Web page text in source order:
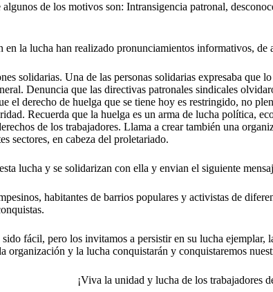
de los motivos son: Intransigencia patronal,
en la lucha han realizado pronunciamientos informativos,
solidarias. Una de las personas solidarias expresaba que
Denuncia que las directivas patronales sindicales
el derecho de huelga que se tiene hoy es restringido, no
Recuerda que la huelga es un arma de lucha política,
de los trabajadores. Llama a crear también una
sectores, en cabeza del proletariado.
lucha y se solidarizan con ella y envian el siguiente
habitantes de barrios populares y activistas de
fácil, pero los invitamos a persistir en su lucha
organización y la lucha conquistarán y conquistaremos
¡Viva la unidad y lucha de los trabajadores